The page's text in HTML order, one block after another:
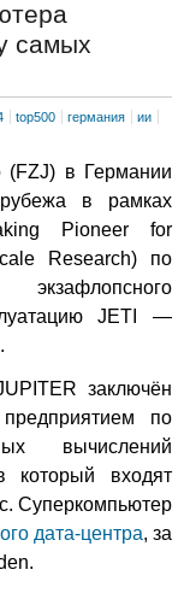
самых
top500 германия
ии
(FZJ) в Германии
в рамках
Pioneer for
Research) по
JETI —
заключён
по
вычислений
который входят
Суперкомпьютер
дата-центра, за